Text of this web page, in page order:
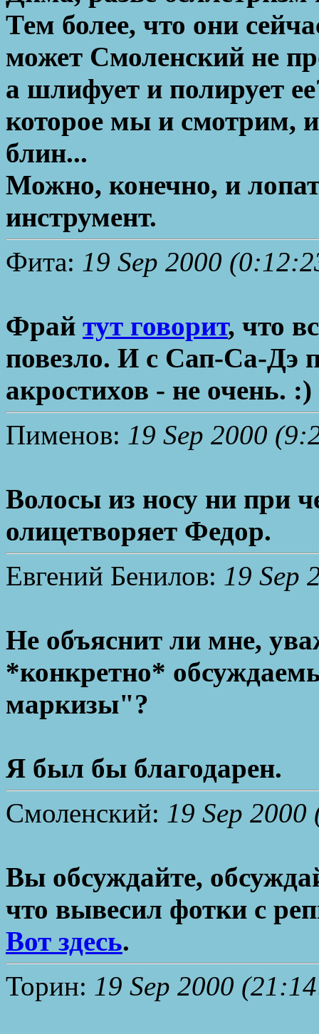
Тем более, что они
может Смоленский не
а шлифует и полирует
которое мы и смотрим,
блин...
Можно, конечно, и
инструмент.
Фита: 19 Sep 2000
Фрай тут говорит, что
повезло. И с Сап-Са-Дэ
акростихов - не очень. :)
Пименов: 19 Sep 2000
Волосы из носу ни при
олицетворяет Федор.
Евгений Бенилов: 19 Sep
Не объяснит ли мне,
*конкретно*
маркизы"?
Я был бы благодарен.
Смоленский: 19 Sep
Вы обсуждайте,
что вывесил фотки с
Вот здесь.
Торин: 19 Sep 2000